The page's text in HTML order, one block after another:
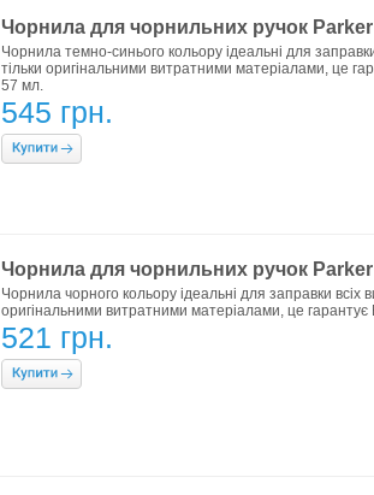
Чорнила для чорнильних ручок Parker
Чорнила темно-синього кольору ідеальні для
тільки оригінальними витратними матеріалами, це
57 мл.
545 грн.
Чорнила для чорнильних ручок Parker
Чорнила чорного кольору ідеальні для заправки всіх
оригінальними витратними матеріалами, це
521 грн.